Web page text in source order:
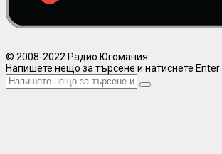
© 2008-2022 Радио Югомания
Напишете нещо за търсене и натиснете Enter